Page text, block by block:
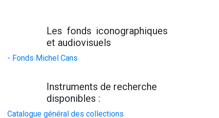
Les fonds iconographiques
et audiovisuels
- Fonds Michel Cans
Instruments de recherche
disponibles :
Catalogue général des collections